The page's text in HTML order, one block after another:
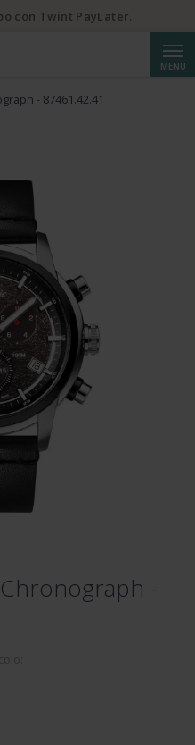
MENU
- 87461.42.41
-
con Twint PayLater.